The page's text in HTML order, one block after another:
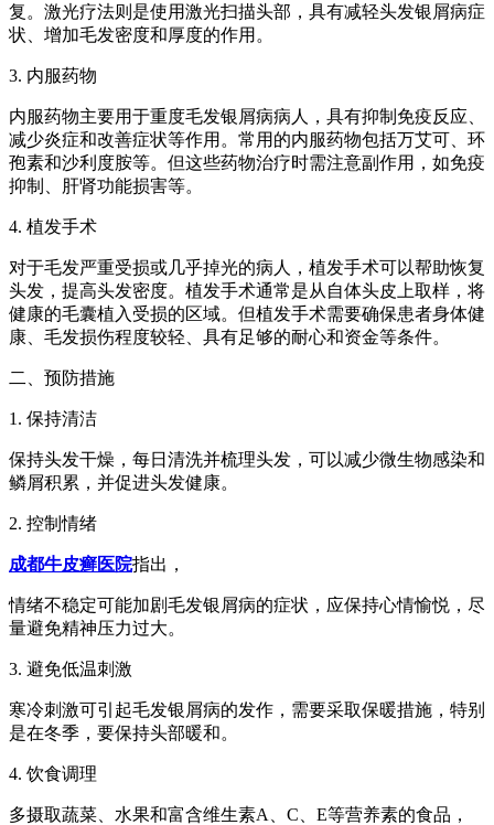
复。激光疗法则是使用激光扫描头部，具有减轻头发银屑病症
状、增加毛发密度和厚度的作用。
3. 内服药物
内服药物主要用于重度毛发银屑病病人，具有抑制免疫反应、
减少炎症和改善症状等作用。常用的内服药物包括万艾可、环
孢素和沙利度胺等。但这些药物治疗时需注意副作用，如免疫
抑制、肝肾功能损害等。
4. 植发手术
对于毛发严重受损或几乎掉光的病人，植发手术可以帮助恢复
头发，提高头发密度。植发手术通常是从自体头皮上取样，将
健康的毛囊植入受损的区域。但植发手术需要确保患者身体健
康、毛发损伤程度较轻、具有足够的耐心和资金等条件。
二、预防措施
1. 保持清洁
保持头发干燥，每日清洗并梳理头发，可以减少微生物感染和
鳞屑积累，并促进头发健康。
2. 控制情绪
成都牛皮癣医院指出，
情绪不稳定可能加剧毛发银屑病的症状，应保持心情愉悦，尽
量避免精神压力过大。
3. 避免低温刺激
寒冷刺激可引起毛发银屑病的发作，需要采取保暖措施，特别
是在冬季，要保持头部暖和。
4. 饮食调理
多摄取蔬菜、水果和富含维生素A、C、E等营养素的食品，